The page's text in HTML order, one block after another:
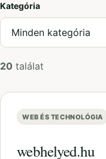
Kategória
20 találat
WEB ÉS TECHNOLÓGIA
webhelyed.hu